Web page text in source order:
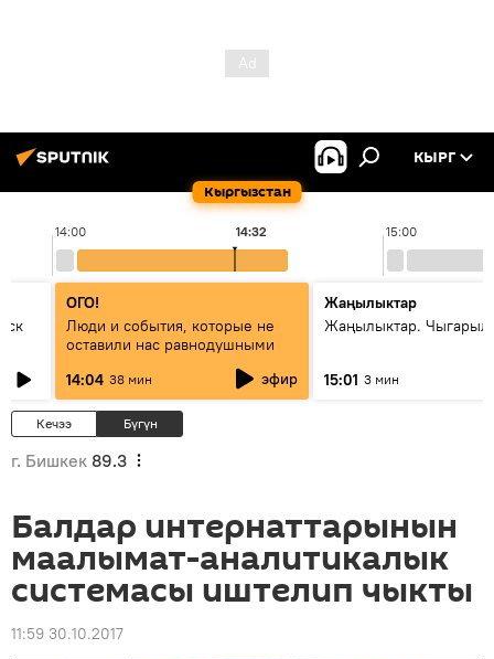
Кыргызстан
КЫРГ
14:00 15:00
14:32
ОГО!
Люди и события, которые не
оставили нас равнодушными
14:04 38 мин эфир
Жаңылыктар
Жаңылыктар.
15:01 3 мин
Кечээ Бүгүн
г. Бишкек 89.3
Балдар интернаттарынын
маалымат-аналитикалык
системасы иштелип чыкты
11:59 30.10.2017